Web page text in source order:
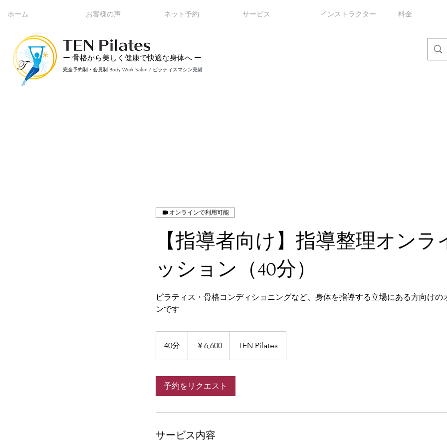
ホーム お客様の声 ネット予約 サービス インストラクター 料金
ー 骨格から美しく健康で快適な身体へ ー
完全予約制・会員制 Body Work Salon / ピラティスマシン完備
オンラインで利用可能
【指導者向け】指導整理オンラ
ッション（40分）
ピラティス・骨格コンディショニングなど、身体を指導する立場にある方向けの
ンです
40分
0
￥6,600 TEN Pilates
予約をリクエスト
サービス内容